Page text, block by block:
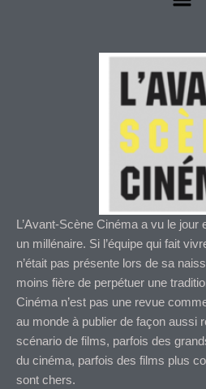
L’Avant-Scène Cinéma a vu le
un millénaire. Si l’équipe qui fait
n’était pas présente lors de sa
moins fière de perpétuer une
Cinéma n’est pas une revue
au monde à publier de façon aussi
scénario de films, parfois des
du cinéma, parfois des films plus
sont chers.